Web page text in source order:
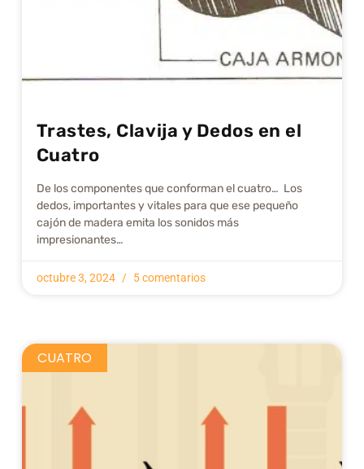
Trastes, Clavija y Dedos en el
Cuatro
De los componentes que conforman el cuatro… Los
dedos, importantes y vitales para que ese pequeño
cajón de madera emita los sonidos más
impresionantes…
octubre 3, 2024 5 comentarios
CUATRO